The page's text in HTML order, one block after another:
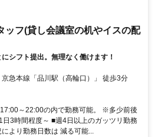
フ(貸し会議室の机やイスの配
シフト提出。無理なく働けます！
急本線「品川駅（高輪口）」 徒歩3分
～22:00の内で勤務可能。 ※多少前後
日3時間程度～ ■週4日以上のガッツリ勤務
より勤務日数は 減る可能...